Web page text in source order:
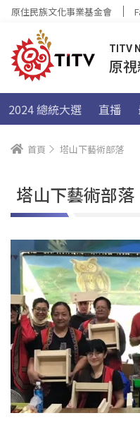
原住民族文化事業基金會
TITV
原
2024 總統大選 直播
首頁 塔山下藝術部落
塔山下藝術部落